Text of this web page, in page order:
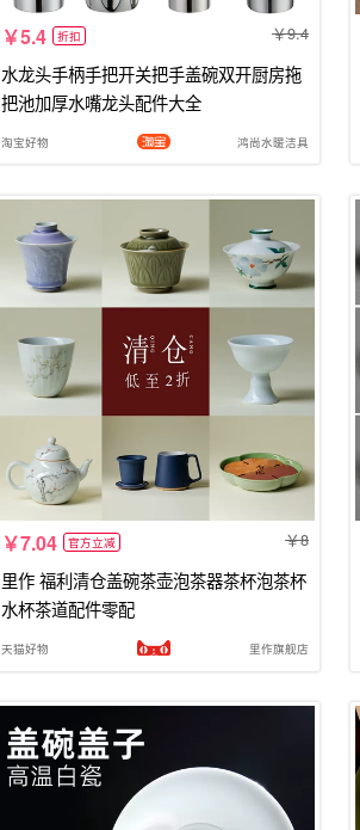
5.4 折扣 9.4
水龙头手柄手把开关把手盖碗双开厨房拖
把池加厚水嘴龙头配件大全
淘宝好物 鸿尚水暖洁具
7.04 官方立减 8
里作 福利清仓盖碗茶壶泡茶器茶杯泡茶杯
水杯茶道配件零配
天猫好物 里作旗舰店